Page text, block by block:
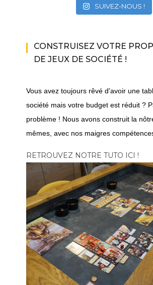
SUIVEZ-NOUS !
CONSTRUISEZ VOTRE
DE JEUX DE SOCIÉTÉ !
Vous avez toujours rêvé d'avoir une
société mais votre budget est réduit ?
problème ! Nous avons construit la
mêmes, avec nos maigres
RETROUVEZ NOTRE TUTO ICI !